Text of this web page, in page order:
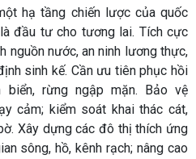
hạ tầng chiến lược của quốc
đầu tư cho tương lai. Tích cực
nguồn nước, an ninh lương thực,
sinh kế. Cần ưu tiên phục hồi
biển, rừng ngập mặn. Bảo vệ
cảm; kiểm soát khai thác cát,
Xây dựng các đô thị thích ứng
sông, hồ, kênh rạch; nâng cao